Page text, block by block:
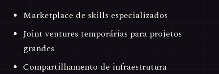
Marketplace de skills especializados
Joint ventures temporárias para projetos
grandes
Compartilhamento de infraestrutura